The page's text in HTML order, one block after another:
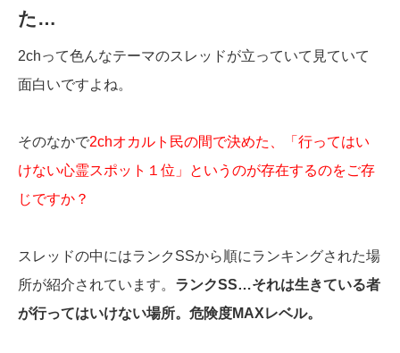
た…
2chって色んなテーマのスレッドが立っていて見ていて
面白いですよね。
そのなかで2chオカルト民の間で決めた、「行ってはい
けない心霊スポット１位」というのが存在するのをご存
じですか？
スレッドの中にはランクSSから順にランキングされた場
所が紹介されています。 ランクSS…それは生きている者
が行ってはいけない場所。危険度MAXレベル。